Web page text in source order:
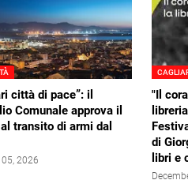
città di pace”: il
Comunale approva il
transito di armi dal
2026
"Il
di
libri e